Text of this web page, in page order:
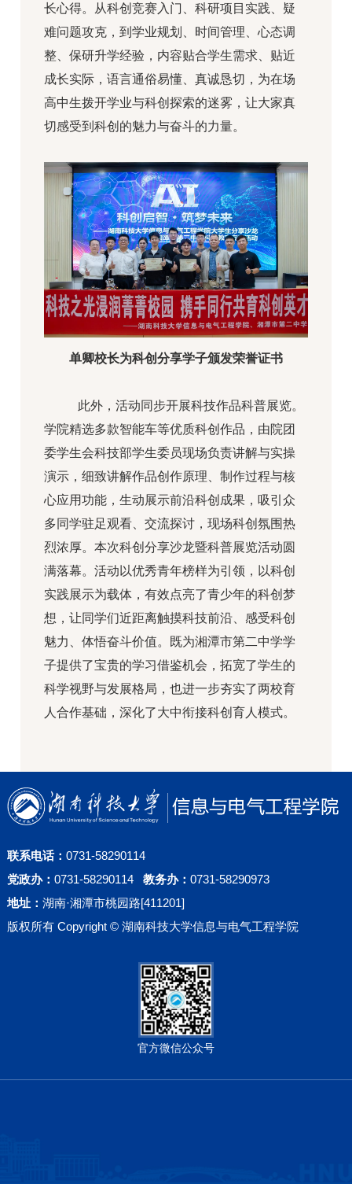
长心得。从科创竞赛入门、科研项目实践、疑
难问题攻克，到学业规划、时间管理、心态调
整、保研升学经验，内容贴合学生需求、贴近
成长实际，语言通俗易懂、真诚恳切，为在场
高中生拨开学业与科创探索的迷雾，让大家真
切感受到科创的魅力与奋斗的力量。
单卿校长为科创分享学子颁发荣誉证书
此外，活动同步开展科技作品科普展览。
学院精选多款智能车等优质科创作品，由院团
委学生会科技部学生委员现场负责讲解与实操
演示，细致讲解作品创作原理、制作过程与核
心应用功能，生动展示前沿科创成果，吸引众
多同学驻足观看、交流探讨，现场科创氛围热
烈浓厚。本次科创分享沙龙暨科普展览活动圆
满落幕。活动以优秀青年榜样为引领，以科创
实践展示为载体，有效点亮了青少年的科创梦
想，让同学们近距离触摸科技前沿、感受科创
魅力、体悟奋斗价值。既为湘潭市第二中学学
子提供了宝贵的学习借鉴机会，拓宽了学生的
科学视野与发展格局，也进一步夯实了两校育
人合作基础，深化了大中衔接科创育人模式。
联系电话： 0731-58290114
党政办： 0731-58290114 教务办： 0731-58290973
地址： 湖南·湘潭市桃园路[411201]
版权所有 Copyright © 湖南科技大学信息与电气工程学院
官方微信公众号